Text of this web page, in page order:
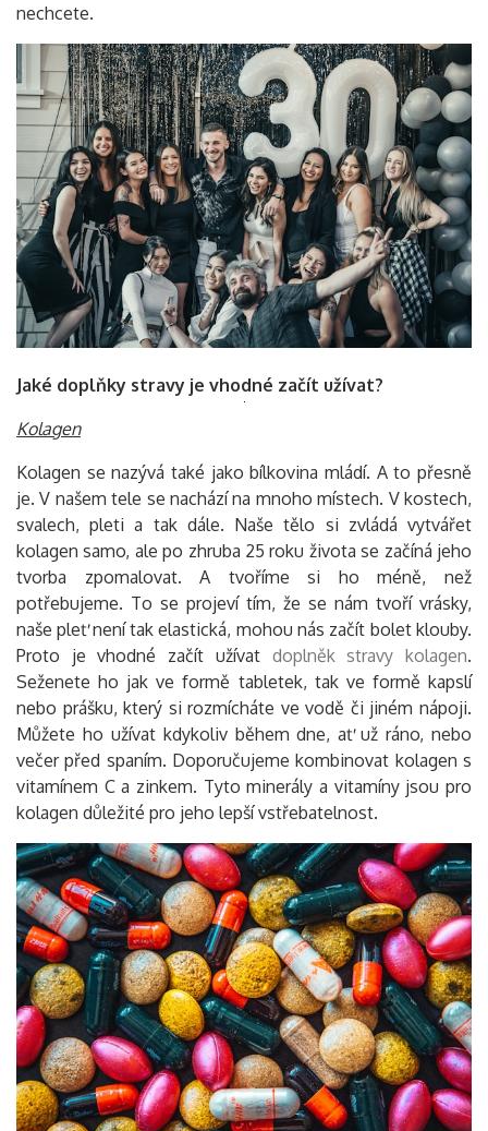
nechcete.
Jaké doplňky stravy je vhodné začít užívat?
Kolagen
Kolagen se nazývá také jako bílkovina mládí. A to přesně
je. V našem tele se nachází na mnoho místech. V kostech,
svalech, pleti a tak dále. Naše tělo si zvládá vytvářet
kolagen samo, ale po zhruba 25 roku života se začíná jeho
tvorba zpomalovat. A tvoříme si ho méně, než
potřebujeme. To se projeví tím, že se nám tvoří vrásky,
naše pleť není tak elastická, mohou nás začít bolet klouby.
Proto je vhodné začít užívat doplněk stravy kolagen.
Seženete ho jak ve formě tabletek, tak ve formě kapslí
nebo prášku, který si rozmícháte ve vodě či jiném nápoji.
Můžete ho užívat kdykoliv během dne, ať už ráno, nebo
večer před spaním. Doporučujeme kombinovat kolagen s
vitamínem C a zinkem. Tyto minerály a vitamíny jsou pro
kolagen důležité pro jeho lepší vstřebatelnost.